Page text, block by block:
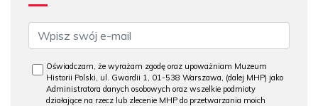
Oświadczam, że wyrażam zgodę oraz upoważniam Muzeum
Historii Polski, ul. Gwardii 1, 01-538 Warszawa, (dalej MHP) jako
Administratora danych osobowych oraz wszelkie podmioty
działające na rzecz lub zlecenie MHP do przetwarzania moich